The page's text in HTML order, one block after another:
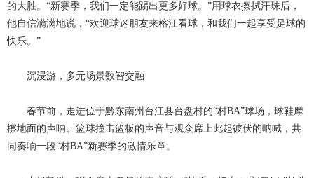
的大胜。“新赛季，我们一定能踢出更多好球。”用球衣擦拭汗珠后，
他自信满满地说，“欢迎球迷朋友来榕江看球，和我们一起享受足球的
快乐。”
沉浸游，多元场景数智交融
春节前，走进位于黔东南州台江县台盘村的“村BA”球场，球鞋摩
擦地面的声响、篮球撞击篮板的声音与观众席上此起彼伏的呐喊，共
同奏响一段“村BA”新赛季的激情乐章。